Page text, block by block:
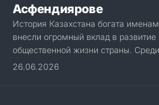
Асфендиярове
История Казахстана богата
внесли огромный вклад в
общественной жизни страны. Среди
26.06.2026